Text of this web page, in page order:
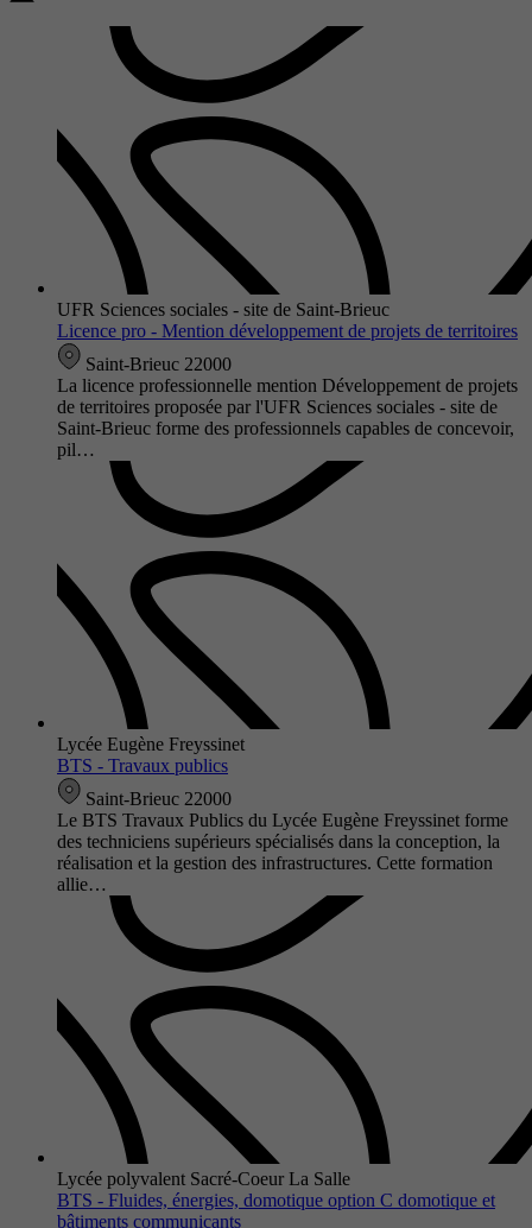
UFR Sciences sociales - site de Saint-Brieuc
Licence pro - Mention développement de projets de territoires
Saint-Brieuc 22000
La licence professionnelle mention Développement de projets
de territoires proposée par l'UFR Sciences sociales - site de
Saint-Brieuc forme des professionnels capables de concevoir,
pil…
Lycée Eugène Freyssinet
BTS - Travaux publics
Saint-Brieuc 22000
Le BTS Travaux Publics du Lycée Eugène Freyssinet forme
des techniciens supérieurs spécialisés dans la conception, la
réalisation et la gestion des infrastructures. Cette formation
allie…
Lycée polyvalent Sacré-Coeur La Salle
BTS - Fluides, énergies, domotique option C domotique et
bâtiments communicants